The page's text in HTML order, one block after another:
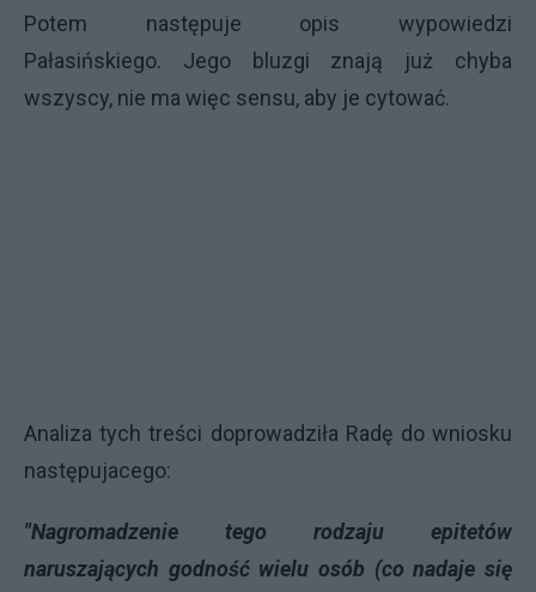
Potem następuje opis wypowiedzi
Pałasińskiego. Jego bluzgi znają już chyba
wszyscy, nie ma więc sensu, aby je cytować.
Analiza tych treści doprowadziła Radę do wniosku
następujacego:
"Nagromadzenie tego rodzaju epitetów
naruszających godność wielu osób (co nadaje się